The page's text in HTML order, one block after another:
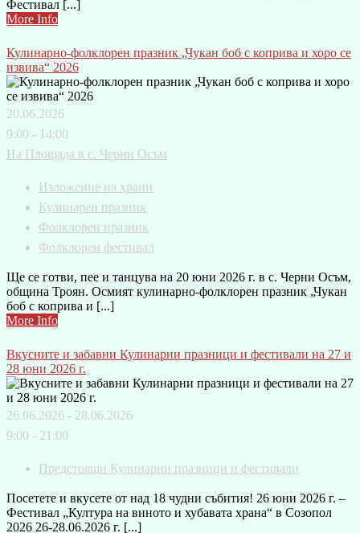
Фестивал [...]
More Info
Кулинарно-фолклорен празник „Чукан боб с коприва и хоро се
извива“ 2026
20.06.2026
9:00 - 14:00
На Площада в с. Черни Осъм
Изложение на храни
Кулинарен празник
Фолклорен празник
Фолклорен фестивал
Ще се готви, пее и танцува на 20 юни 2026 г. в с. Черни Осъм,
община Троян. Осмият кулинарно-фолклорен празник „Чукан
боб с коприва и [...]
More Info
Вкусните и забавни Кулинарни празници и фестивали на 27 и
28 юни 2026 г.
26.06.2026 - 28.06.2026
9:00 - 21:00
Предстоящи Кулинарни празници и фестивали
Посетете и вкусете от над 18 чудни събития! 26 юни 2026 г. –
Фестивал „Култура на виното и хубавата храна“ в Созопол
2026 26-28.06.2026 г. [...]